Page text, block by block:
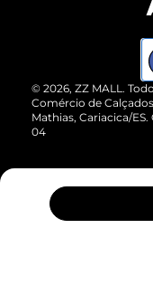
ZZ MALL é
Cartão Presente
Vendas
Devolução do
Compre pelo
© 2026, ZZ MALL.
Comércio de
Mathias, Cariacica/ES.
04